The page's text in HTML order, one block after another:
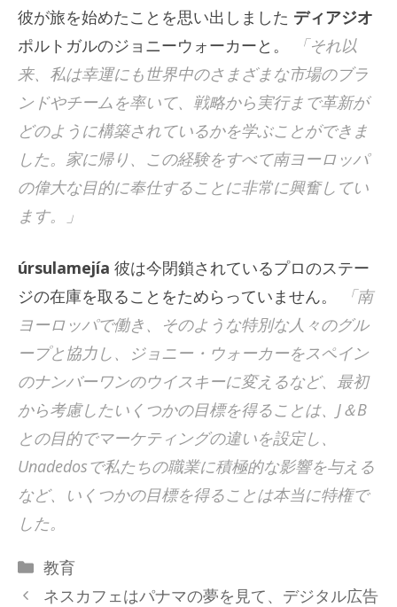
彼が旅を始めたことを思い出しました ディアジオ
ポルトガルのジョニーウォーカーと。
「それ以
来、私は幸運にも世界中のさまざまな市場のブラ
ンドやチームを率いて、戦略から実行まで革新が
どのように構築されているかを学ぶことができま
した。家に帰り、この経験をすべて南ヨーロッパ
の偉大な目的に奉仕することに非常に興奮してい
ます。」
úrsulamejía 彼は今閉鎖されているプロのステー
ジの在庫を取ることをためらっていません。
「南
ヨーロッパで働き、そのような特別な人々のグル
ープと協力し、ジョニー・ウォーカーをスペイン
のナンバーワンのウイスキーに変えるなど、最初
から考慮したいくつかの目標を得ることは、J＆B
との目的でマーケティングの違いを設定し、
Unadedosで私たちの職業に積極的な影響を与える
など、いくつかの目標を得ることは本当に特権で
した。
カ
テ
教育
ネスカフェはパナマの夢を見て、デジタル広告